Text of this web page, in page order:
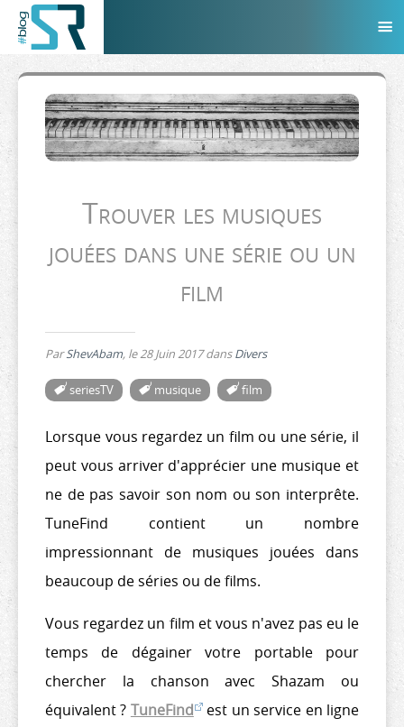
Trouver les musiques
jouées dans une série ou un
film
ParShevAbam, le28 Juin 2017dansDivers
seriesTV musique film
Lorsque vous regardez un film ou une série, il
peut vous arriver d'apprécier une musique et
ne de pas savoir son nom ou son interprête.
TuneFind contient un nombre
impressionnant de musiques jouées dans
beaucoup de séries ou de films.
Vous regardez un film et vous n'avez pas eu le
temps de dégainer votre portable pour
chercher la chanson avec Shazam ou
équivalent ? TuneFind est un service en ligne